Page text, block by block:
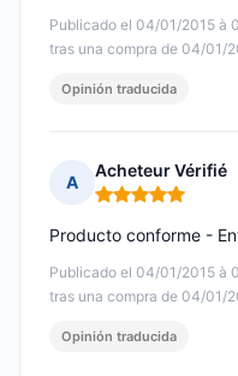
Publicado el 04/01/2015 à
tras una compra de 04/01/
Opinión traducida
A
Acheteur Vérifié
Nota: 5 de 5
Publicado el 04/01/2015 à
tras una compra de 04/01/
Producto conforme -
Opinión traducida